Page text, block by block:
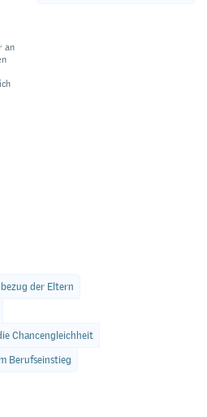
an
der Eltern
Chancengleichheit
Berufseinstieg